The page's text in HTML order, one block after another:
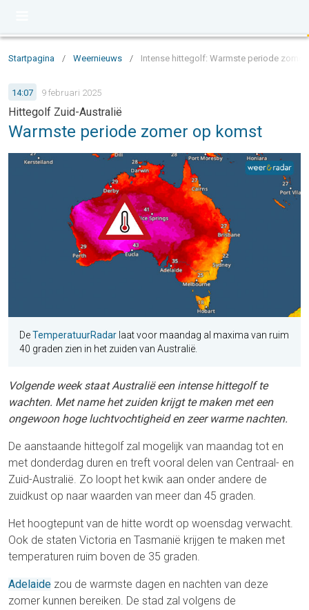
Startpagina / Weernieuws / Intense hittegolf: Warmste periode
14:07 9 februari 2025
Hittegolf Zuid-Australië
Warmste periode zomer op komst
DeTemperatuurRadar laat voor maandag al maxima van ruim
40 graden zien in het zuiden van Australië.
Volgende week staat Australië een intense hittegolf te
wachten. Met name het zuiden krijgt te maken met een
ongewoon hoge luchtvochtigheid en zeer warme nachten.
De aanstaande hittegolf zal mogelijk van maandag tot en
met donderdag duren en treft vooral delen van Centraal- en
Zuid-Australië. Zo loopt het kwik aan onder andere de
zuidkust op naar waarden van meer dan 45 graden.
Het hoogtepunt van de hitte wordt op woensdag verwacht.
Ook de staten Victoria en Tasmanië krijgen te maken met
temperaturen ruim boven de 35 graden.
Adelaide zou de warmste dagen en nachten van deze
zomer kunnen bereiken. De stad zal volgens de